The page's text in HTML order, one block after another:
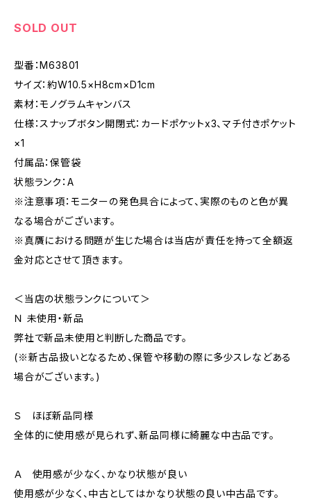
SOLD OUT
型番：M63801
サイズ：約W10.5×H8cm×D1cm
素材：モノグラムキャンバス
仕様：スナップボタン開閉式：カードポケットx3、マチ付きポケット
×1
付属品：保管袋
状態ランク：A
※注意事項：モニターの発色具合によって、実際のものと色が異
なる場合がございます。
※真贋における問題が生じた場合は当店が責任を持って全額返
金対応とさせて頂きます。
＜当店の状態ランクについて＞
Ｎ 未使用・新品
弊社で新品未使用と判断した商品です。
(※新古品扱いとなるため、保管や移動の際に多少スレなどある
場合がございます。)
Ｓ ほぼ新品同様
全体的に使用感が見られず、新品同様に綺麗な中古品です。
Ａ 使用感が少なく、かなり状態が良い
使用感が少なく、中古としてはかなり状態の良い中古品です。